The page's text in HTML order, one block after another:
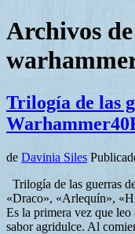
Archivos
Trilogía de las
de Davinia Siles
Trilogía de las guerras
«Draco», «Arlequín»,
Es la primera vez que leo
sabor agridulce. Al